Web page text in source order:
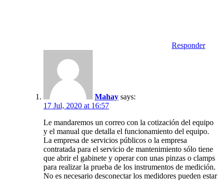
Responder
Mahay says:
17 Jul, 2020 at 16:57
Le mandaremos un correo con la cotización del equipo
y el manual que detalla el funcionamiento del equipo.
La empresa de servicios públicos o la empresa
contratada para el servicio de mantenimiento sólo tiene
que abrir el gabinete y operar con unas pinzas o clamps
para realizar la prueba de los instrumentos de medición.
No es necesario desconectar los medidores pueden estar